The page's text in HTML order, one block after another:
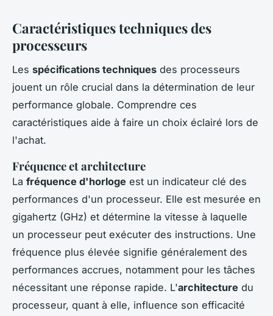
Caractéristiques techniques des
processeurs
Les spécifications techniques des processeurs
jouent un rôle crucial dans la détermination de leur
performance globale. Comprendre ces
caractéristiques aide à faire un choix éclairé lors de
l'achat.
Fréquence et architecture
La fréquence d'horloge est un indicateur clé des
performances d'un processeur. Elle est mesurée en
gigahertz (GHz) et détermine la vitesse à laquelle
un processeur peut exécuter des instructions. Une
fréquence plus élevée signifie généralement des
performances accrues, notamment pour les tâches
nécessitant une réponse rapide. L'architecture du
processeur, quant à elle, influence son efficacité